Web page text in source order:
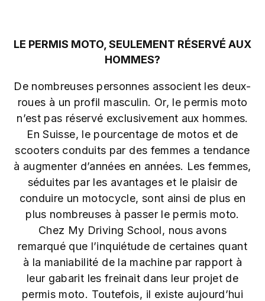
LE PERMIS MOTO, SEULEMENT RÉSERVÉ AUX
HOMMES?
De nombreuses personnes associent les deux-
roues à un profil masculin. Or, le permis moto
n’est pas réservé exclusivement aux hommes.
En Suisse, le pourcentage de motos et de
scooters conduits par des femmes a tendance
à augmenter d’années en années. Les femmes,
séduites par les avantages et le plaisir de
conduire un motocycle, sont ainsi de plus en
plus nombreuses à passer le permis moto.
Chez My Driving School, nous avons
remarqué que l’inquiétude de certaines quant
à la maniabilité de la machine par rapport à
leur gabarit les freinait dans leur projet de
permis moto. Toutefois, il existe aujourd’hui